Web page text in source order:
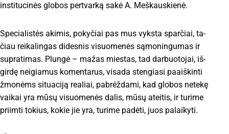
ins­ti­tu­ci­nės glo­bos per­tvar­ką sa­kė A. Meš­kaus­kie­nė.
Spe­cia­lis­tės aki­mis, po­ky­čiai pas mus vyks­ta spar­čiai, ta­
čiau rei­ka­lin­gas di­des­nis vi­suo­me­nės są­mo­nin­gu­mas ir
su­pra­ti­mas. Plun­gė – ma­žas mies­tas, tad dar­buo­to­jai, iš­
gir­dę nei­gia­mus ko­men­ta­rus, vi­sa­da sten­gia­si pa­aiš­kin­ti
žmo­nėms si­tu­a­ci­ją re­a­liai, pa­brėž­da­mi, kad glo­bos ne­te­kę
vai­kai yra mū­sų vi­suo­me­nės da­lis, mū­sų at­ei­tis, ir tu­ri­me
pri­im­ti to­kius, ko­kie jie yra, tu­ri­me pa­dė­ti, juos pa­lai­ky­ti.